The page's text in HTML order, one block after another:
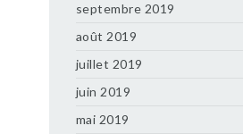
septembre 2019
août 2019
juillet 2019
juin 2019
mai 2019